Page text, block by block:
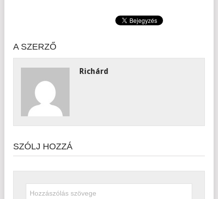
A SZERZŐ
Richárd
SZÓLJ HOZZÁ